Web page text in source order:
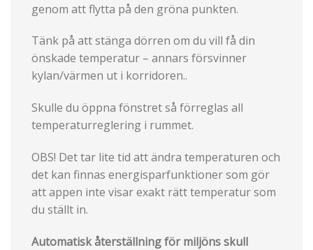
genom att flytta på den gröna punkten.
Tänk på att stänga dörren om du vill få din
önskade temperatur – annars försvinner
kylan/värmen ut i korridoren..
Skulle du öppna fönstret så förreglas all
temperaturreglering i rummet.
OBS! Det tar lite tid att ändra temperaturen och
det kan finnas energisparfunktioner som gör
att appen inte visar exakt rätt temperatur som
du ställt in.
Automatisk återställning för miljöns skull